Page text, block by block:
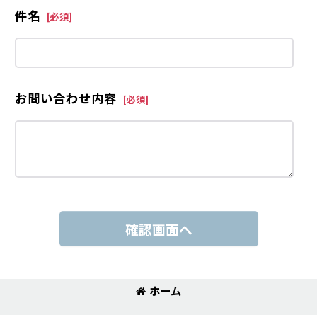
件名 [必須]
お問い合わせ内容 [必須]
確認画面へ
ホーム